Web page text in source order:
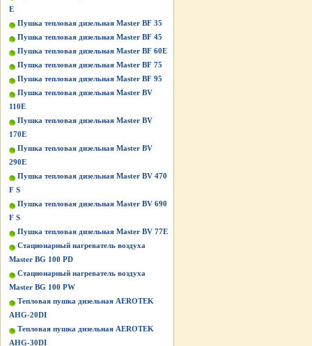
E
Пушка тепловая дизельная Master BF 35
Пушка тепловая дизельная Master BF 45
Пушка тепловая дизельная Master BF 60E
Пушка тепловая дизельная Master BF 75
Пушка тепловая дизельная Master BF 95
Пушка тепловая дизельная Master BV
110E
Пушка тепловая дизельная Master BV
170E
Пушка тепловая дизельная Master BV
290E
Пушка тепловая дизельная Master BV 470
F S
Пушка тепловая дизельная Master BV 690
F S
Пушка тепловая дизельная Master BV 77E
Стационарный нагреватель воздуха
Master BG 100 PD
Стационарный нагреватель воздуха
Master BG 100 PW
Тепловая пушка дизельная AEROTEK
AHG-20DI
Тепловая пушка дизельная AEROTEK
AHG-30DI